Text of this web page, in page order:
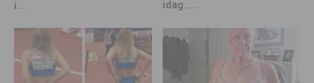
i...
idag.....